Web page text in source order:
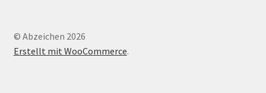
© Abzeichen 2026
Erstellt mit WooCommerce.